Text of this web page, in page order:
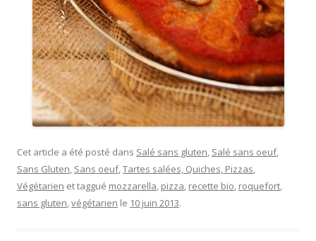
Cet article a été posté dans Salé sans gluten, Salé sans oeuf,
Sans Gluten, Sans oeuf,Tartes salées, Quiches, Pizzas,
Végétarien et taggué mozzarella, pizza, recette bio, roquefort,
sans gluten,végétarien le 10 juin 2013.